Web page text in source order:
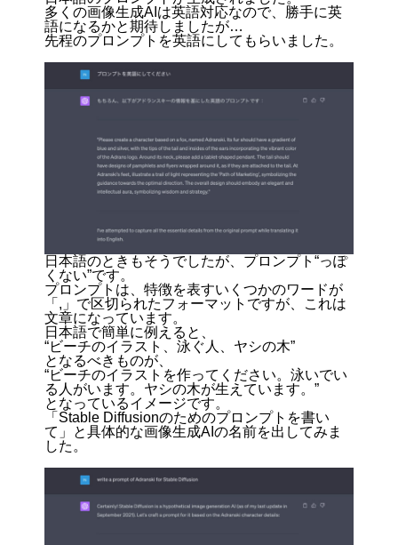
多くの画像生成AIは英語対応なので、勝手に英
語になるかと期待しましたが…
先程のプロンプトを英語にしてもらいました。
日本語のときもそうでしたが、プロンプト“っぽ
くない”です。
プロンプトは、特徴を表すいくつかのワードが
「,」で区切られたフォーマットですが、これは
文章になっています。
日本語で簡単に例えると、
“ビーチのイラスト、泳ぐ人、ヤシの木”
となるべきものが、
“ビーチのイラストを作ってください。泳いでい
る人がいます。ヤシの木が生えています。”
となっているイメージです。
「Stable Diffusionのためのプロンプトを書い
て」と具体的な画像生成AIの名前を出してみま
した。